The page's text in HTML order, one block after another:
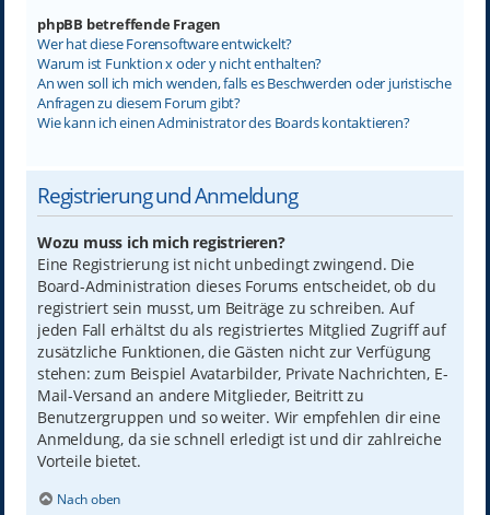
phpBB betreffende Fragen
Wer hat diese Forensoftware entwickelt?
Warum ist Funktion x oder y nicht enthalten?
An wen soll ich mich wenden, falls es Beschwerden oder juristische
Anfragen zu diesem Forum gibt?
Wie kann ich einen Administrator des Boards kontaktieren?
Registrierung und Anmeldung
Wozu muss ich mich registrieren?
Eine Registrierung ist nicht unbedingt zwingend. Die
Board-Administration dieses Forums entscheidet, ob du
registriert sein musst, um Beiträge zu schreiben. Auf
jeden Fall erhältst du als registriertes Mitglied Zugriff auf
zusätzliche Funktionen, die Gästen nicht zur Verfügung
stehen: zum Beispiel Avatarbilder, Private Nachrichten, E-
Mail-Versand an andere Mitglieder, Beitritt zu
Benutzergruppen und so weiter. Wir empfehlen dir eine
Anmeldung, da sie schnell erledigt ist und dir zahlreiche
Vorteile bietet.
Nach oben